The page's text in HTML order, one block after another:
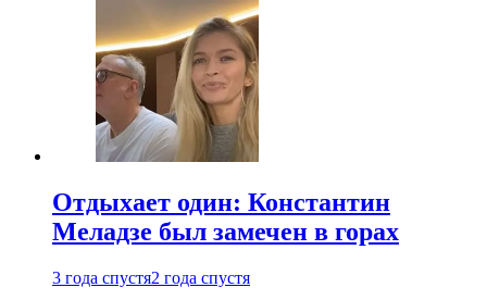
Отдыхает один: Константин
Меладзе был замечен в горах
3 года спустя2 года спустя